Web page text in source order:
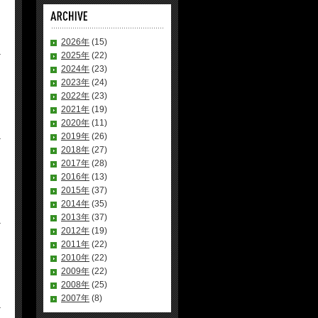
2026年 (15)
2025年 (22)
2024年 (23)
2023年 (24)
2022年 (23)
2021年 (19)
2020年 (11)
2019年 (26)
2018年 (27)
2017年 (28)
2016年 (13)
2015年 (37)
2014年 (35)
2013年 (37)
2012年 (19)
2011年 (22)
2010年 (22)
2009年 (22)
2008年 (25)
2007年 (8)